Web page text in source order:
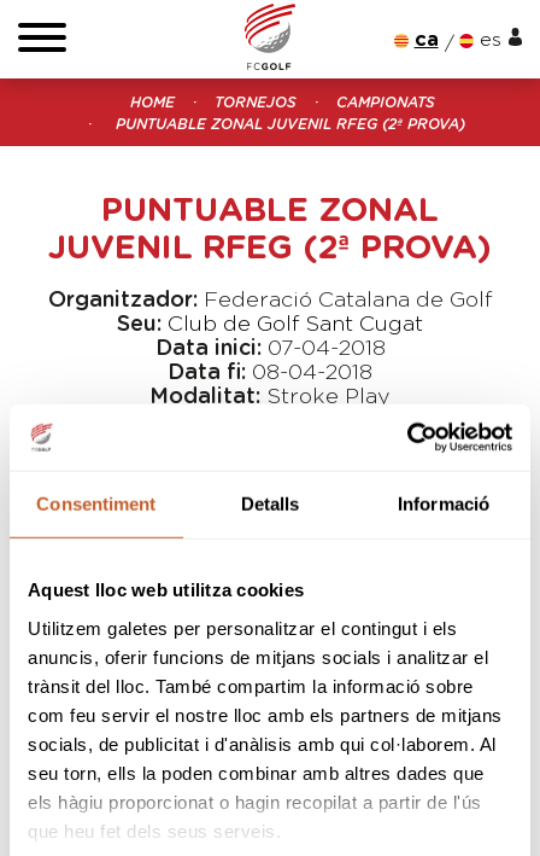
Consentiment Detalls Informació
Aquest lloc web utilitza cookies
Utilitzem galetes per personalitzar el contingut i els
anuncis, oferir funcions de mitjans socials i analitzar el
trànsit del lloc. També compartim la informació sobre
com feu servir el nostre lloc amb els partners de mitjans
socials, de publicitat i d'anàlisis amb qui col·laborem. Al
seu torn, ells la poden combinar amb altres dades que
els hàgiu proporcionat o hagin recopilat a partir de l'ús
que heu fet dels seus serveis.
ca es
HOME TORNEJOS
CAMPIONATS
PUNTUABLE ZONAL JUVENIL RFEG (2ª PROVA)
PUNTUABLE ZONAL
JUVENIL RFEG (2ª PROVA)
Organitzador: Federació Catalana de Golf
Seu: Club de Golf Sant Cugat
Data inici: 07-04-2018
Data fi: 08-04-2018
Modalitat: Stroke Play
i Infantil.
Voltes vàlides per als Campionats d'Espanya
Cadet, Infantil i Aleví.
Hi podran participar un total
de120jugadorsamb els següents handicaps
màxims d'inscripció:
Cadets - 20,4
Infantils - 26,4
Alevins - 30,4
Més informació al reglament en
Descàrregues.